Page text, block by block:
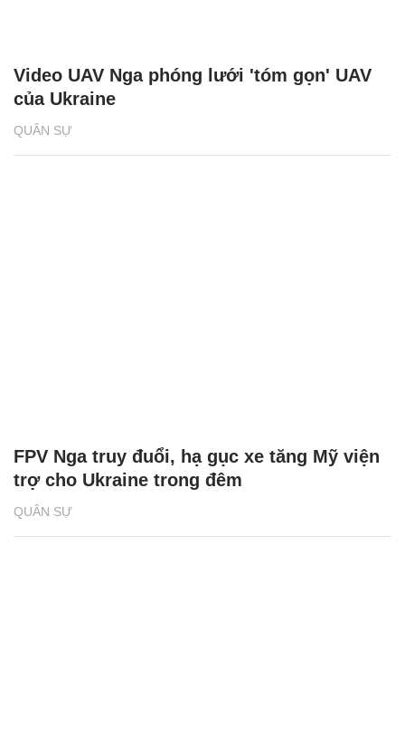
QUÂN SỰ
Video UAV Nga phóng lưới 'tóm gọn' UAV
của Ukraine
QUÂN SỰ
FPV Nga truy đuổi, hạ gục xe tăng Mỹ viện
trợ cho Ukraine trong đêm